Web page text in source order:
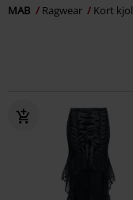
MAB Ragwear Kort kjol